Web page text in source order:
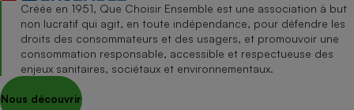
Créée en 1951, Que Choisir Ensemble est une association à but
non lucratif qui agit, en toute indépendance, pour défendre les
droits des consommateurs et des usagers, et promouvoir une
consommation responsable, accessible et respectueuse des
enjeux sanitaires, sociétaux et environnementaux.
Nous découvrir